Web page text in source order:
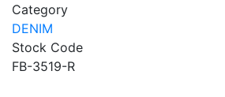
Category
DENIM
Stock Code
FB-3519-R